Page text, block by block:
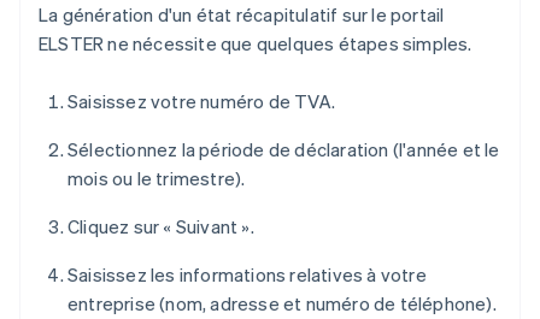
La génération d'un état récapitulatif sur le portail
ELSTER ne nécessite que quelques étapes simples.
Saisissez votre numéro de TVA.
Sélectionnez la période de déclaration (l'année et le
mois ou le trimestre).
Cliquez sur « Suivant ».
Saisissez les informations relatives à votre
entreprise (nom, adresse et numéro de téléphone).